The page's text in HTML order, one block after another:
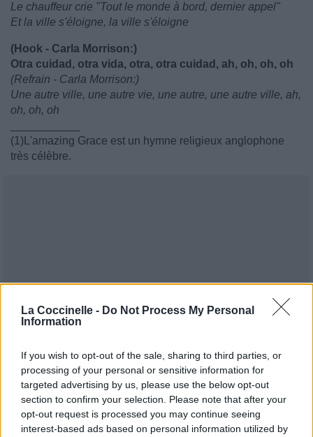
La Coccinelle - Do Not Process My Personal
Information
If you wish to opt-out of the sale, sharing to third parties, or
processing of your personal or sensitive information for
targeted advertising by us, please use the below opt-out
section to confirm your selection. Please note that after your
opt-out request is processed you may continue seeing
interest-based ads based on personal information utilized by
Le chauffeur crie "Tout le monde à bord, dernier appel"
Et la ville s'éloigne, la ville s'éloigne
(Hook - Carla Morrison:)
Otra cuidad, otra vida, otra, otra cuidad, ah, oh, oh, oh
(Refrain - Carla Morrison:)
Une autre ville, une autre vie, une autre, une autre ville, ah,
oh, oh, oh
(1)L'amazing Grace est un hymne religieux anglophone
très célèbre.